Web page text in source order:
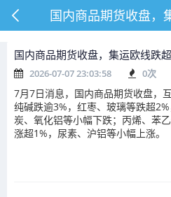
国内商品期货收盘，
国内商品期货收盘，集运欧线跌
2026-07-07 23:03:58 0次
7月7日消息，国内商品期货收盘，
纯碱跌逾3%，红枣、玻璃等跌超
炭、氧化铝等小幅下跌；丙烯、苯
涨超1%，尿素、沪铝等小幅上涨。